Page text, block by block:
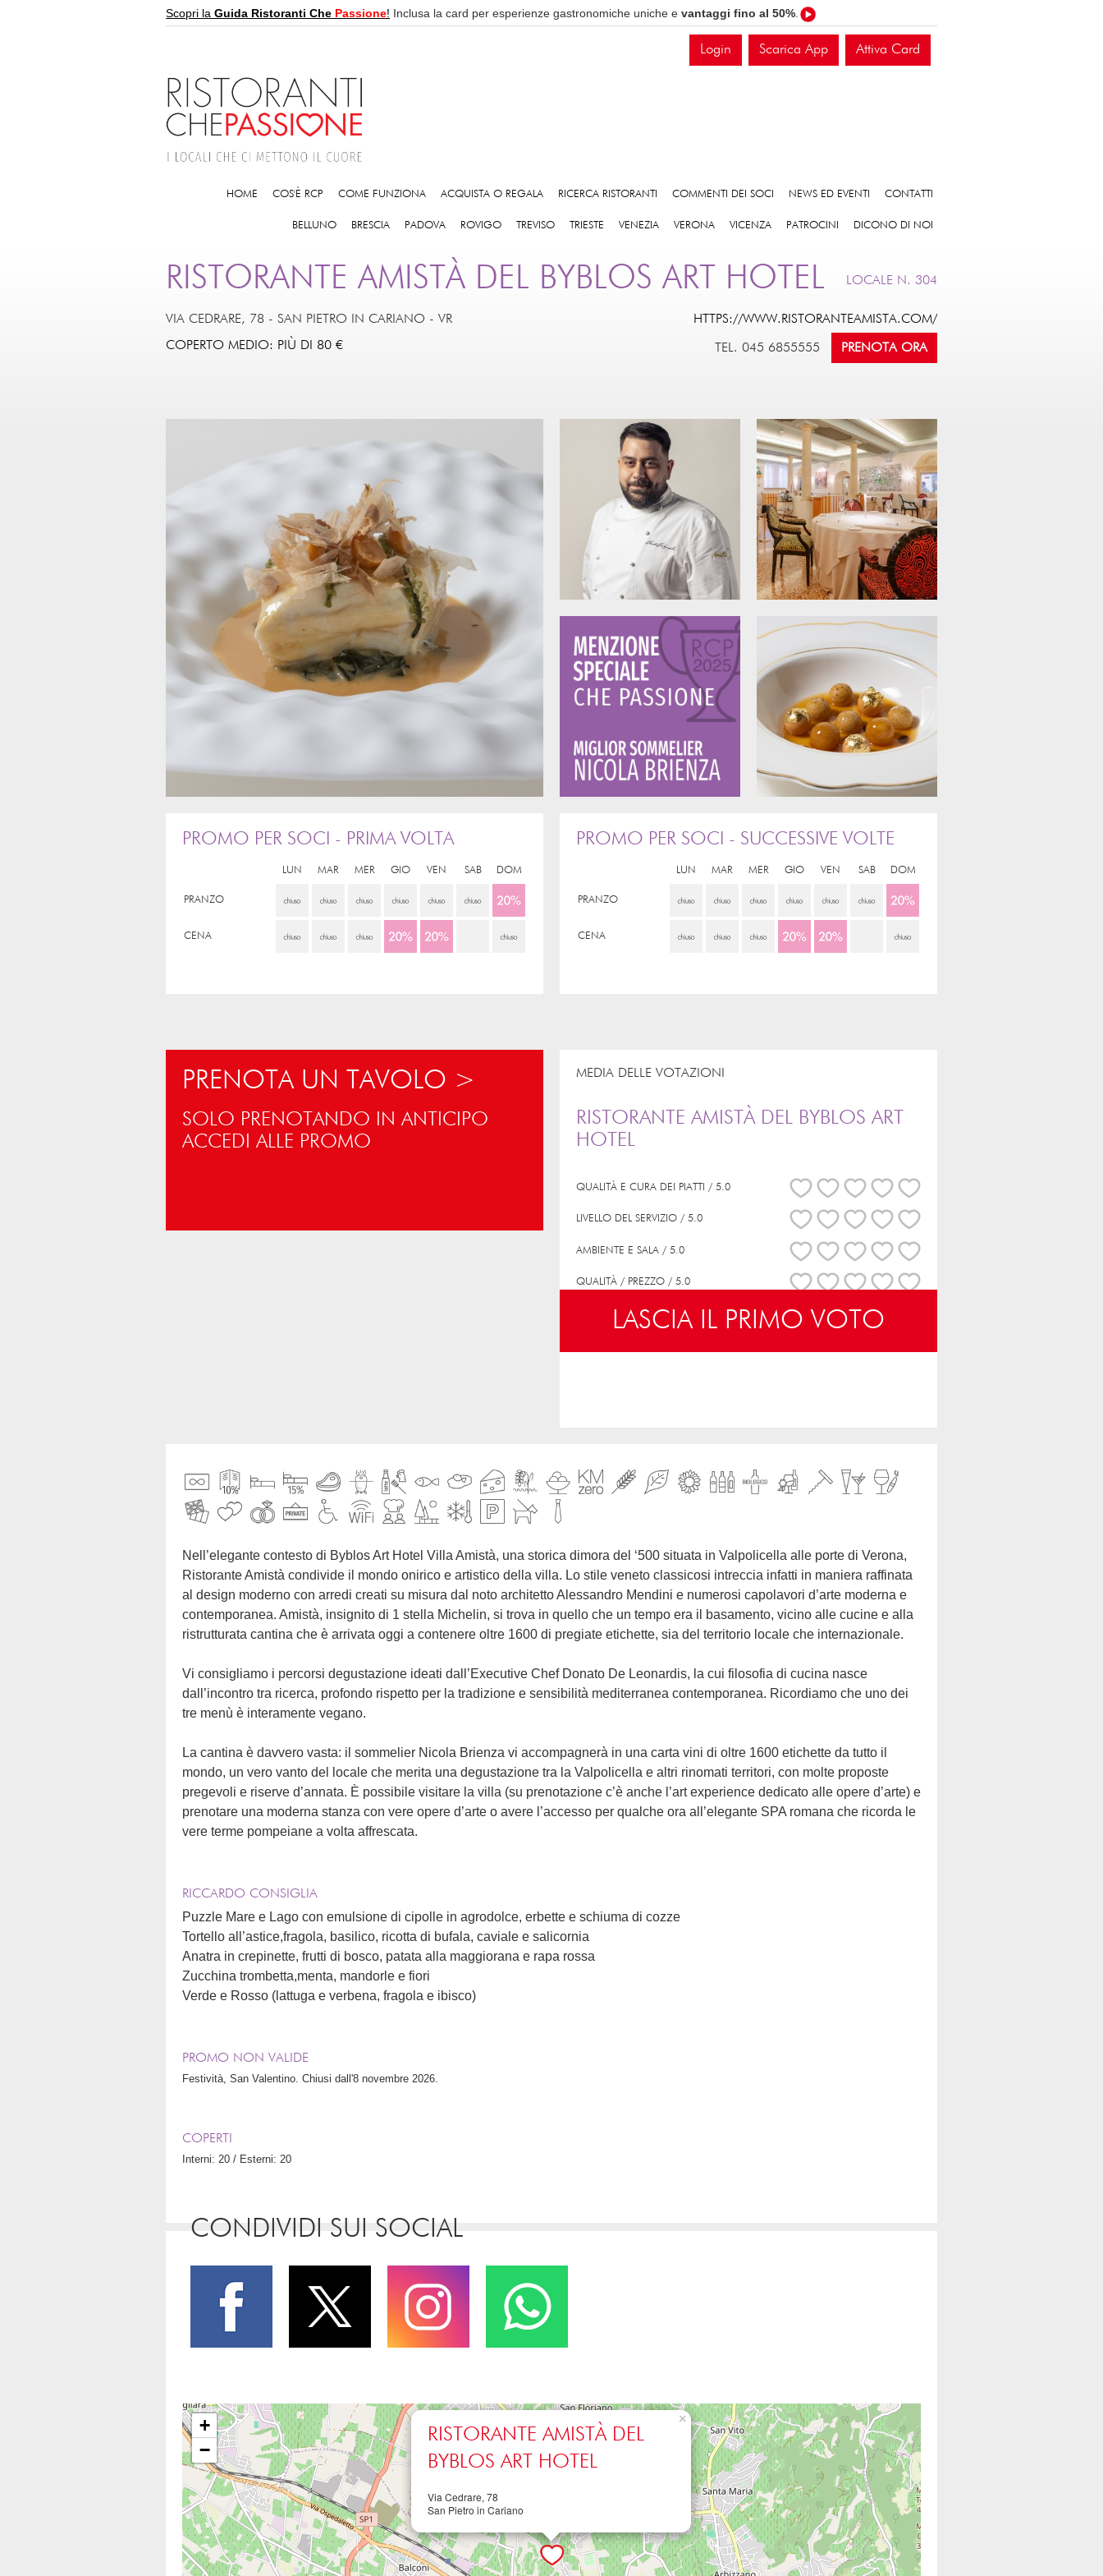
Scopri la Guida Ristoranti Che Passione! Inclusa la card per esperienze gastronomiche uniche e vantaggi fino al 50%
Login Scarica App Attiva Card
HOME COS'È RCP COME FUNZIONA ACQUISTA O REGALA RICERCA RISTORANTI COMMENTI DEI SOCI NEWS ED EVENTI CONTATTI
BELLUNO BRESCIA PADOVA ROVIGO TREVISO TRIESTE VENEZIA VERONA VICENZA PATROCINI DICONO DI NOI
RISTORANTE AMISTÀ DEL BYBLOS ART HOTEL LOCALE N. 304
VIA CEDRARE, 78 - SAN PIETRO IN CARIANO - VR
COPERTO MEDIO: PIÙ DI 80 €
HTTPS://WWW.RISTORANTEAMISTA.COM/
TEL. 045 6855555 PRENOTA ORA
PROMO PER SOCI - PRIMA VOLTA
LUN MAR MER GIO VEN SAB DOM
PRANZO
CENA
PROMO PER SOCI - SUCCESSIVE VOLTE
LUN MAR MER GIO VEN SAB DOM
PRANZO
CENA
PRENOTA UN TAVOLO >
SOLO PRENOTANDO IN ANTICIPO
ACCEDI ALLE PROMO
MEDIA DELLE VOTAZIONI
RISTORANTE AMISTÀ DEL BYBLOS ART
HOTEL
QUALITÀ E CURA DEI PIATTI / 5.0
LIVELLO DEL SERVIZIO / 5.0
AMBIENTE E SALA / 5.0
QUALITÀ / PREZZO / 5.0
VOTO MEDIO / 5.0
LASCIA IL PRIMO VOTO
Nell’elegante contesto di Byblos Art Hotel Villa Amistà, una storica dimora del ‘500 situata in Valpolicella alle porte di Verona,
Ristorante Amistà condivide il mondo onirico e artistico della villa. Lo stile veneto classicosi intreccia infatti in maniera raffinata
al design moderno con arredi creati su misura dal noto architetto Alessandro Mendini e numerosi capolavori d’arte moderna e
contemporanea. Amistà, insignito di 1 stella Michelin, si trova in quello che un tempo era il basamento, vicino alle cucine e alla
ristrutturata cantina che è arrivata oggi a contenere oltre 1600 di pregiate etichette, sia del territorio locale che internazionale.
Vi consigliamo i percorsi degustazione ideati dall’Executive Chef Donato De Leonardis, la cui filosofia di cucina nasce
dall’incontro tra ricerca, profondo rispetto per la tradizione e sensibilità mediterranea contemporanea. Ricordiamo che uno dei
tre menù è interamente vegano.
La cantina è davvero vasta: il sommelier Nicola Brienza vi accompagnerà in una carta vini di oltre 1600 etichette da tutto il
mondo, un vero vanto del locale che merita una degustazione tra la Valpolicella e altri rinomati territori, con molte proposte
pregevoli e riserve d’annata. È possibile visitare la villa (su prenotazione c’è anche l’art experience dedicato alle opere d’arte) e
prenotare una moderna stanza con vere opere d’arte o avere l’accesso per qualche ora all’elegante SPA romana che ricorda le
vere terme pompeiane a volta affrescata.
RICCARDO CONSIGLIA
Puzzle Mare e Lago con emulsione di cipolle in agrodolce, erbette e schiuma di cozze
Tortello all’astice,fragola, basilico, ricotta di bufala, caviale e salicornia
Anatra in crepinette, frutti di bosco, patata alla maggiorana e rapa rossa
Zucchina trombetta,menta, mandorle e fiori
Verde e Rosso (lattuga e verbena, fragola e ibisco)
PROMO NON VALIDE
Festività, San Valentino. Chiusi dall'8 novembre 2026.
COPERTI
Interni: 20 / Esterni: 20
CONDIVIDI SUI SOCIAL
RISTORANTE AMISTÀ DEL
BYBLOS ART HOTEL
Via Cedrare, 78
San Pietro in Cariano
×
+
−